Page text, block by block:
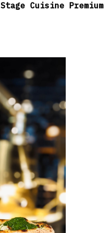
Stage Cuisine Premium